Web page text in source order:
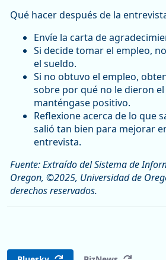
Qué hacer después de la
Envíe la carta de
Si decide tomar el empleo,
el sueldo.
Si no obtuvo el empleo,
sobre por qué no le dieron
manténgase positivo.
Reflexione acerca de lo que
salió tan bien para mejorar
entrevista.
Fuente: Extraído del Sistema de
Oregon, ©2025, Universidad de
derechos reservados.